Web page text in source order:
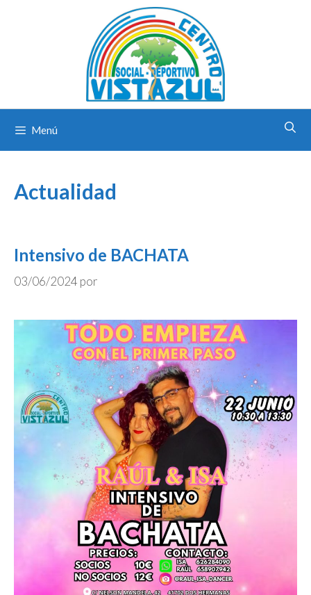
Menú
Actualidad
Intensivo de BACHATA
03/06/2024 por